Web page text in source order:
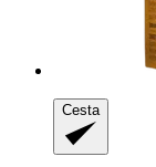
Cesta